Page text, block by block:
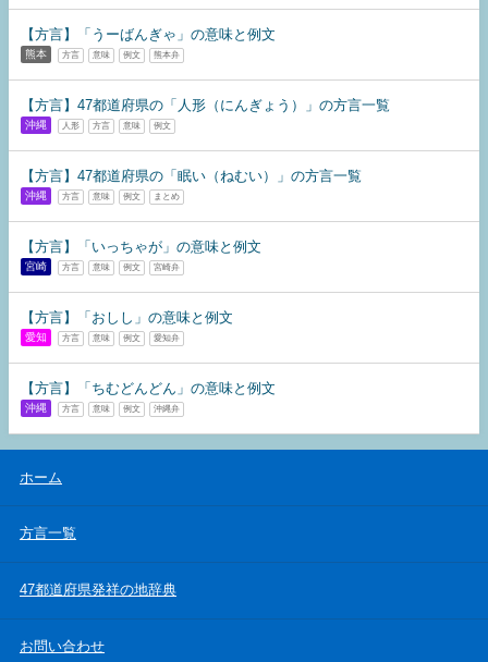
【方言】「うーばんぎゃ」の意味と例文
熊本 方言 意味 例文 熊本弁
【方言】47都道府県の「人形（にんぎょう）」の方言一覧
沖縄 人形 方言 意味 例文
【方言】47都道府県の「眠い（ねむい）」の方言一覧
沖縄 方言 意味 例文 まとめ
【方言】「いっちゃが」の意味と例文
宮崎 方言 意味 例文 宮崎弁
【方言】「おしし」の意味と例文
愛知 方言 意味 例文 愛知弁
【方言】「ちむどんどん」の意味と例文
沖縄 方言 意味 例文 沖縄弁
ホーム
方言一覧
47都道府県発祥の地辞典
お問い合わせ